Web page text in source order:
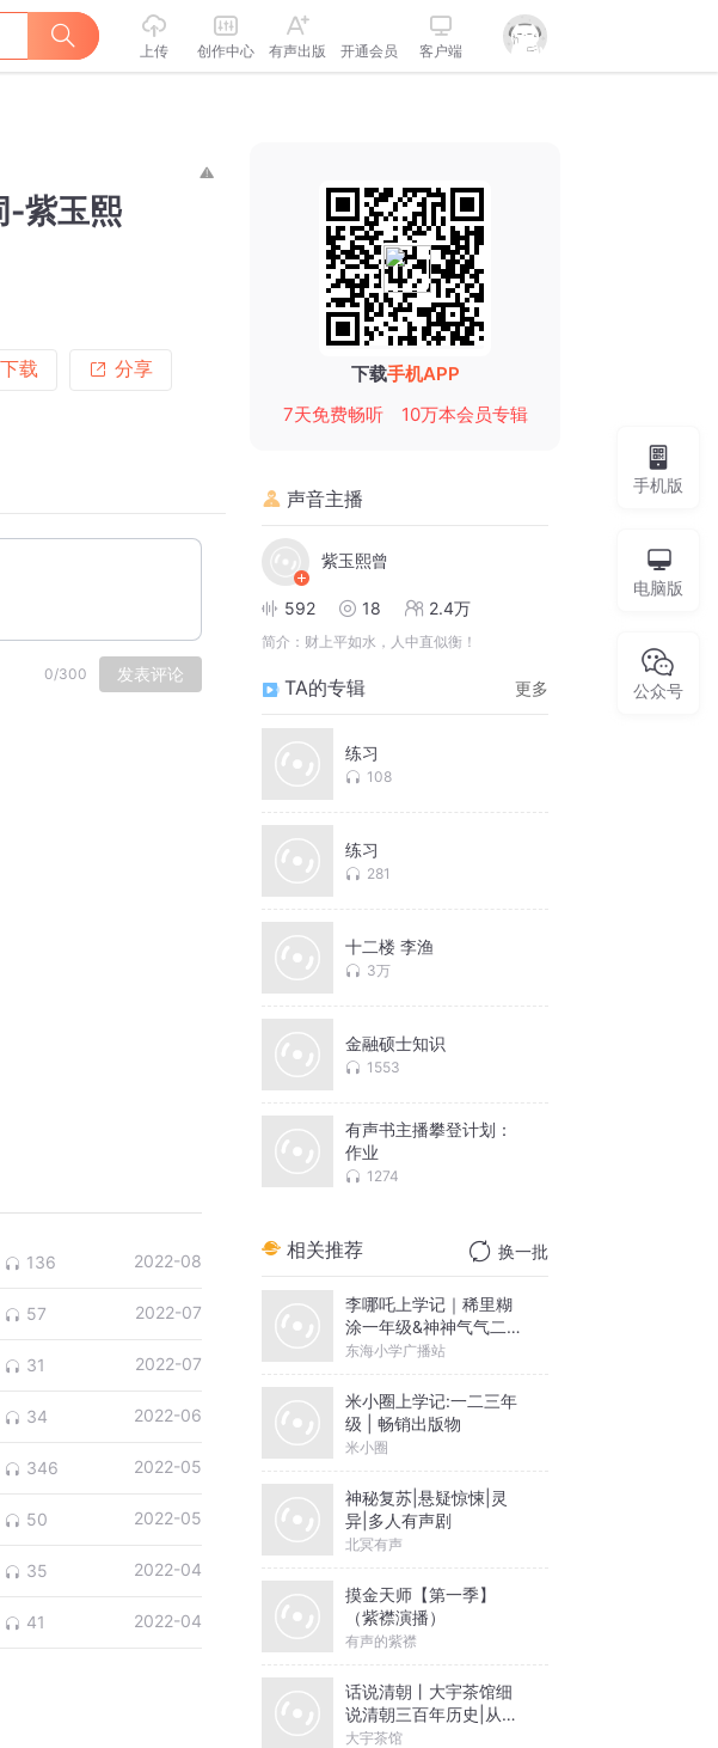
上传 创作中心 有声出版 开通会员 客户端
-紫玉熙
下载 分享
0/300 发表评论
136 2022-08
57 2022-07
31 2022-07
34 2022-06
346 2022-05
50 2022-05
35 2022-04
41 2022-04
下载手机APP
7天免费畅听
10万本会员专辑
声音主播
紫玉熙曾
592 18 2.4万
简介： 财上平如水，人中直似衡！
TA的专辑 更多
练习
108
练习
281
十二楼 李渔
3万
金融硕士知识
1553
有声书主播攀登计划：
作业
1274
相关推荐 换一批
李哪吒上学记｜稀里糊
涂一年级&神神气气二年
级
东海小学广播站
米小圈上学记:一二三年
级 | 畅销出版物
米小圈
神秘复苏|悬疑惊悚|灵
异|多人有声剧
北冥有声
摸金天师【第一季】
（紫襟演播）
有声的紫襟
话说清朝丨大宇茶馆细
说清朝三百年历史|从努
尔哈赤到末代皇帝溥仪|
大宇茶馆
手机版
电脑版
公众号